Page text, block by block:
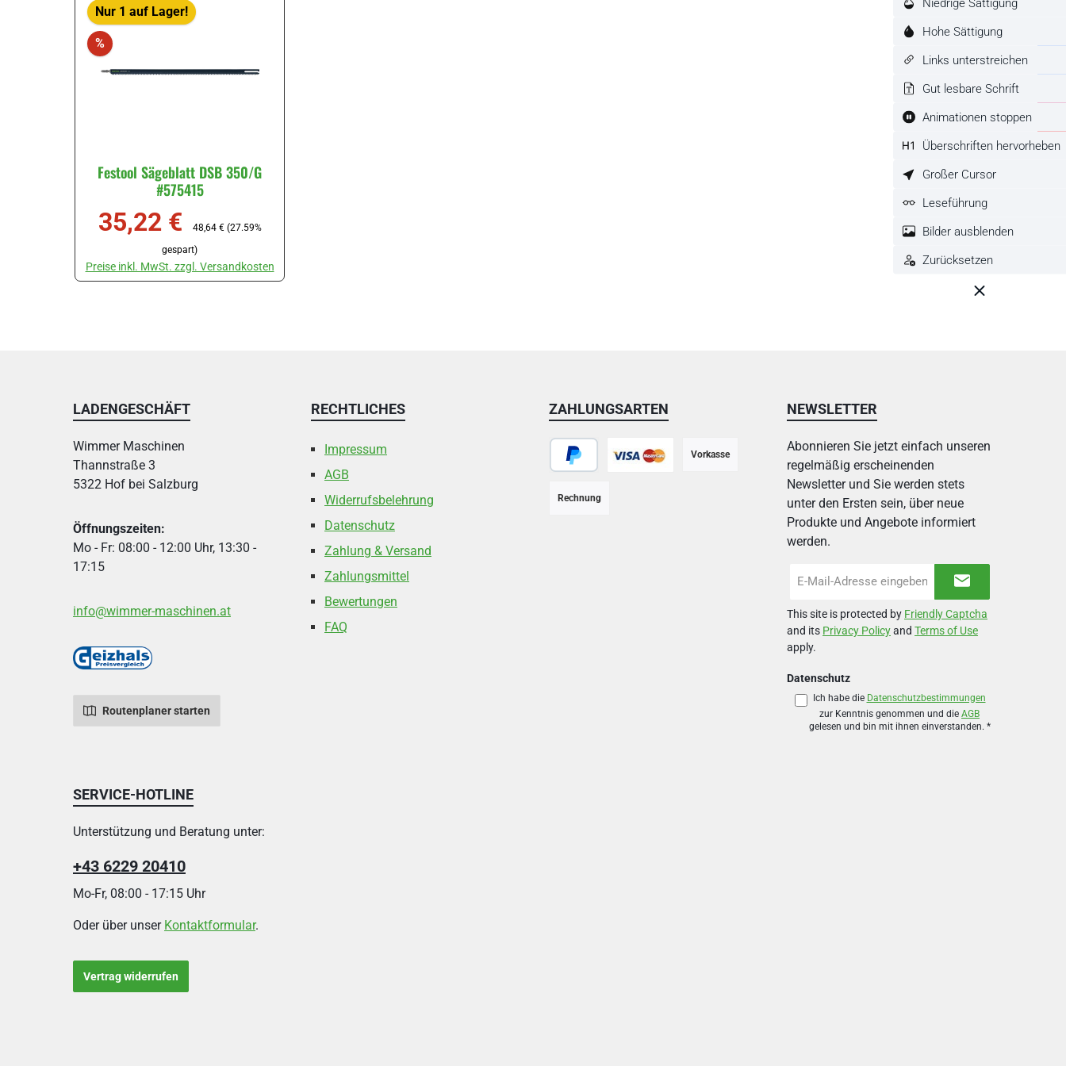
Nur 1 auf Lager!
%Rabatt
Festool Sägeblatt DSB 350/G
#575415
Verkaufspreis:
35,22 € Regulärer Preis:
48,64 € (27.59%
gespart)
Preise inkl. MwSt. zzgl. Versandkosten
Produkt Anzahl: Gib den gewünschten Wert ein oder benutze die Schaltflächen um die Anzahl zu erhöhen oder zu reduzieren.
LADENGESCHÄFT
Wimmer Maschinen
Thannstraße 3
5322 Hof bei Salzburg
Öffnungszeiten:
Mo - Fr: 08:00 - 12:00 Uhr, 13:30 -
17:15
info@wimmer-maschinen.at
Routenplaner starten
RECHTLICHES
Impressum
AGB
Widerrufsbelehrung
Datenschutz
Zahlung & Versand
Zahlungsmittel
Bewertungen
FAQ
ZAHLUNGSARTEN
Vorkasse
Rechnung
NEWSLETTER
Abonnieren Sie jetzt einfach unseren
regelmäßig erscheinenden
Newsletter und Sie werden stets
unter den Ersten sein, über neue
Produkte und Angebote informiert
werden.
Mail-
*
This site is protected by Friendly Captcha
and its Privacy Policyand Terms of Use
apply.
Datenschutz
Ich habe die Datenschutzbestimmungen
zur Kenntnis genommen und die AGB
gelesen und bin mit ihnen einverstanden. *
SERVICE-HOTLINE
Unterstützung und Beratung unter:
+43 6229 20410
Mo-Fr, 08:00 - 17:15 Uhr
Oder über unser Kontaktformular.
Vertrag widerrufen
Hohe Sättigung
Links unterstreichen
Gut lesbare Schrift
Animationen stoppen
Überschriften hervorheben
Großer Cursor
Leseführung
Bilder ausblenden
Zurücksetzen